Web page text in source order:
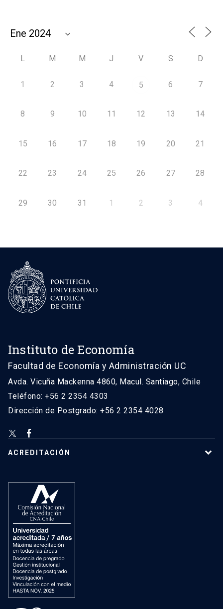
L M M J V S D
1 2 3 4 5 6 7
8 9 10 11 12 13 14
15 16 17 18 19 20 21
22 23 24 25 26 27 28
29 30 31 1 2 3 4
Instituto de Economía
Facultad de Economía y Administración UC
Avda. Vicuña Mackenna 4860, Macul. Santiago, Chile
Teléfono: +56 2 2354 4303
Dirección de Postgrado: +56 2 2354 4028
ACREDITACIÓN